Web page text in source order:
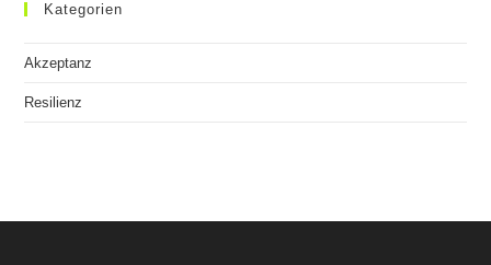
Kategorien
Akzeptanz
Resilienz